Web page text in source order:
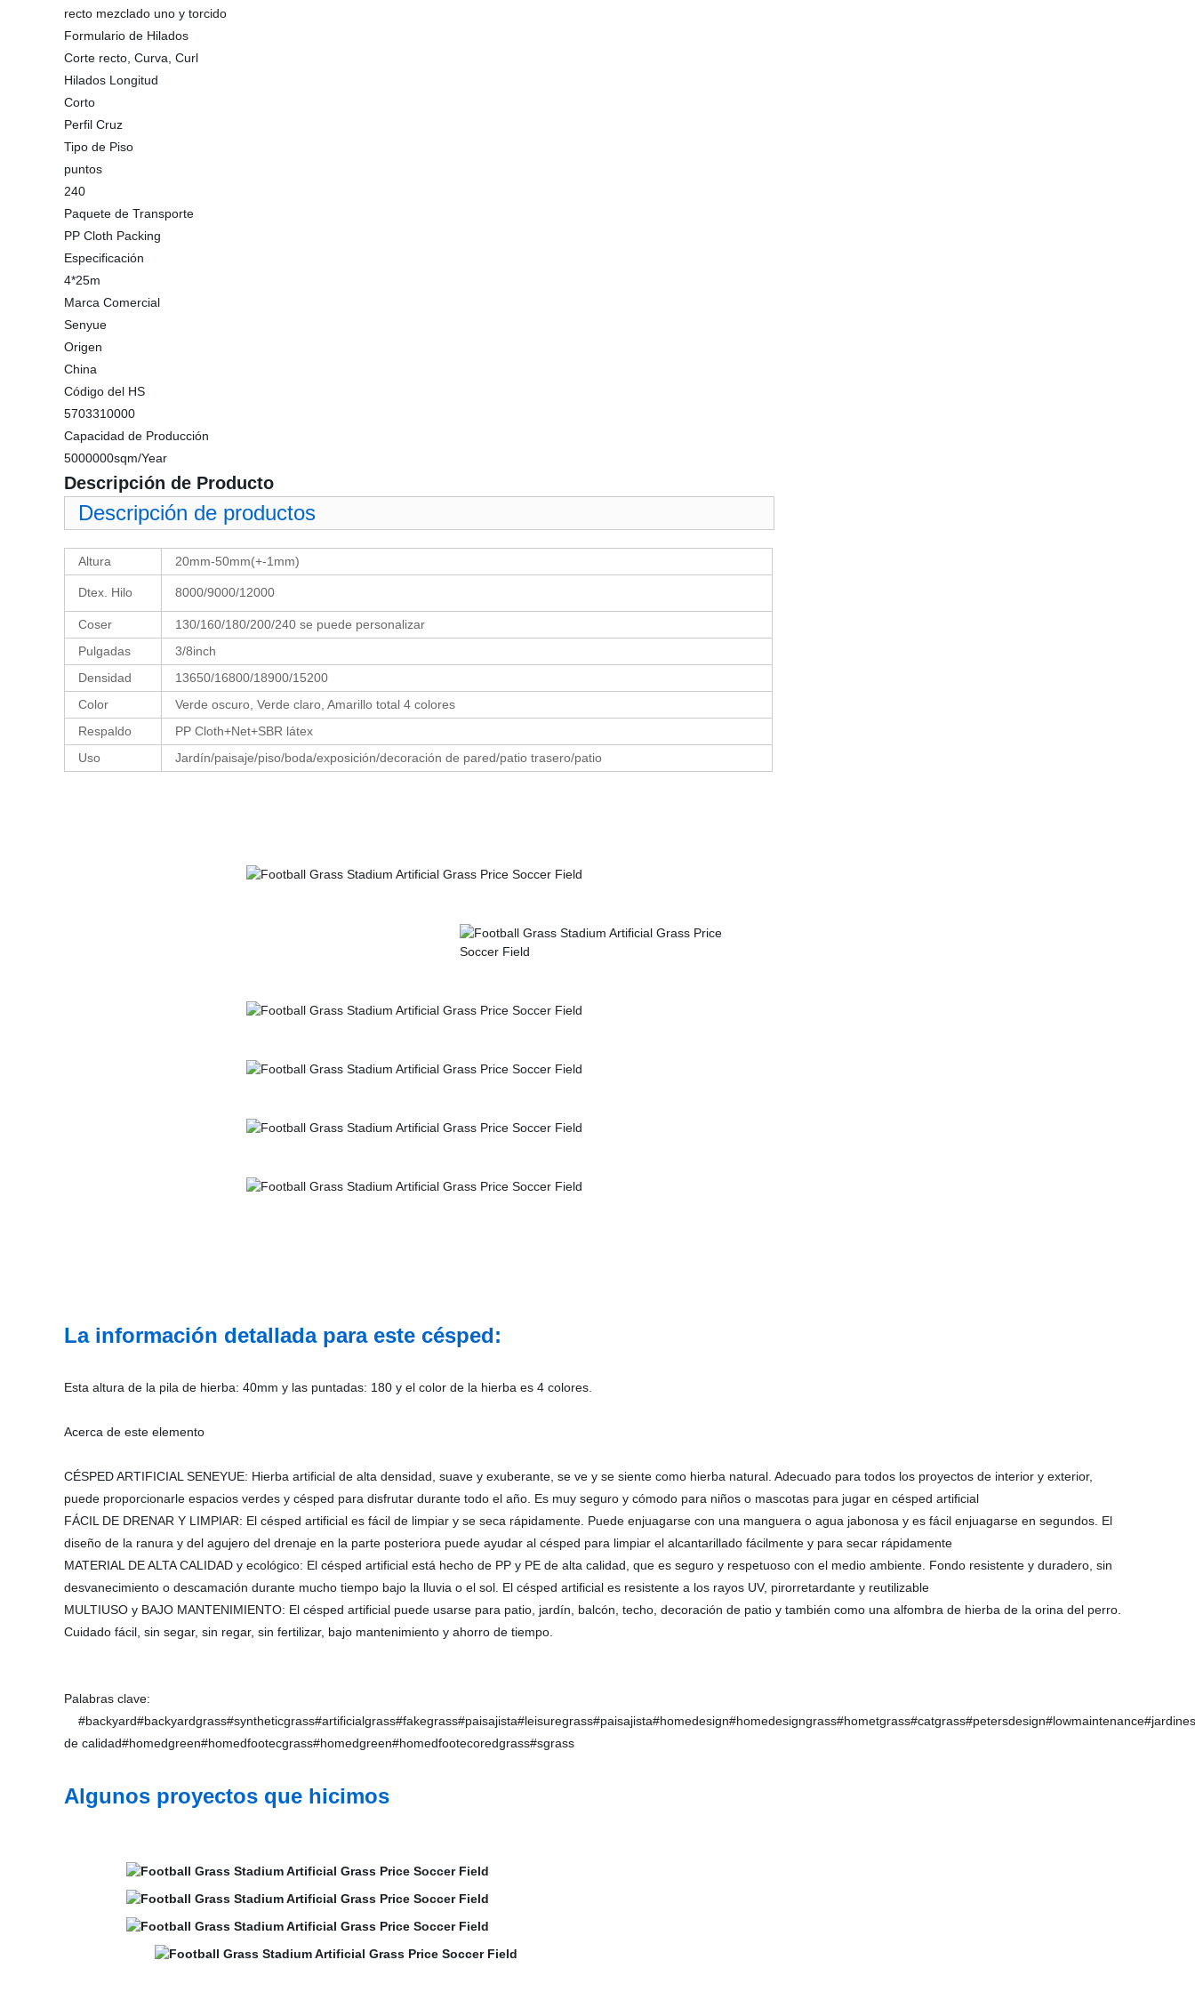
recto mezclado uno y torcido
Formulario de Hilados
Corte recto, Curva, Curl
Hilados Longitud
Corto
Perfil Cruz
Tipo de Piso
puntos
240
Paquete de Transporte
PP Cloth Packing
Especificación
4*25m
Marca Comercial
Senyue
Origen
China
Código del HS
5703310000
Capacidad de Producción
5000000sqm/Year
Descripción de Producto
Descripción de productos
Altura 20mm-50mm(+-1mm)
Dtex. Hilo 8000/9000/12000
Coser
130/160/180/200/240 se puede personalizar
Pulgadas
3/8inch
Densidad
13650/16800/18900/15200
Color
Verde oscuro, Verde claro, Amarillo total 4 colores
Respaldo
PP Cloth+Net+SBR látex
Uso
Jardín/paisaje/piso/boda/exposición/decoración de pared/patio trasero/patio
La información detallada para este césped:
Esta altura de la pila de hierba: 40mm y las puntadas: 180 y el color de la hierba es 4 colores.
Acerca de este elemento
CÉSPED ARTIFICIAL SENEYUE: Hierba artificial de alta densidad, suave y exuberante, se ve y se siente como hierba natural. Adecuado para todos los proyectos de interior y exterior,
puede proporcionarle espacios verdes y césped para disfrutar durante todo el año. Es muy seguro y cómodo para niños o mascotas para jugar en césped artificial
FÁCIL DE DRENAR Y LIMPIAR: El césped artificial es fácil de limpiar y se seca rápidamente. Puede enjuagarse con una manguera o agua jabonosa y es fácil enjuagarse en segundos. El
diseño de la ranura y del agujero del drenaje en la parte posteriora puede ayudar al césped para limpiar el alcantarillado fácilmente y para secar rápidamente
MATERIAL DE ALTA CALIDAD y ecológico: El césped artificial está hecho de PP y PE de alta calidad, que es seguro y respetuoso con el medio ambiente. Fondo resistente y duradero, sin
desvanecimiento o descamación durante mucho tiempo bajo la lluvia o el sol. El césped artificial es resistente a los rayos UV, pirorretardante y reutilizable
MULTIUSO y BAJO MANTENIMIENTO: El césped artificial puede usarse para patio, jardín, balcón, techo, decoración de patio y también como una alfombra de hierba de la orina del perro.
Cuidado fácil, sin segar, sin regar, sin fertilizar, bajo mantenimiento y ahorro de tiempo.
Palabras clave:
de calidad#homedgreen#homedfootecgrass#homedgreen#homedfootecoredgrass#sgrass
Algunos proyectos que hicimos